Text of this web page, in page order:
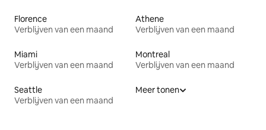
Florence
Verblijven van een maand
Athene
Verblijven van een maand
Miami
Verblijven van een maand
Montreal
Verblijven van een maand
Seattle
Verblijven van een maand
Meer tonen